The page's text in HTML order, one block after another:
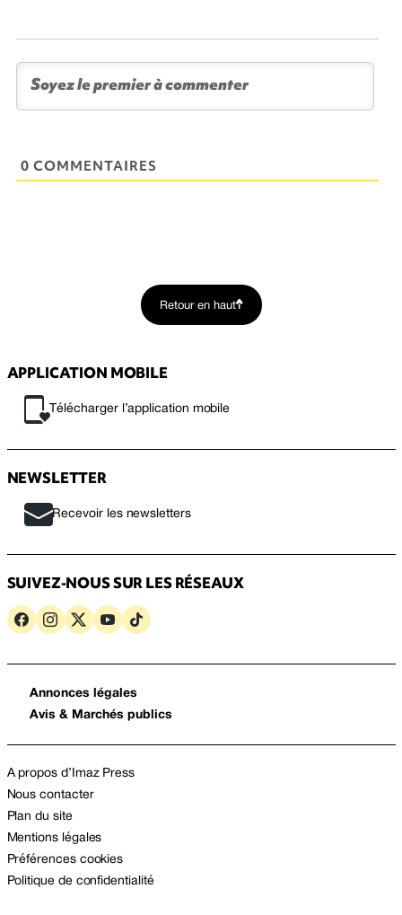
0 COMMENTAIRES
Retour en haut
APPLICATION MOBILE
Télécharger l’application mobile
NEWSLETTER
Recevoir les newsletters
SUIVEZ-NOUS SUR LES RÉSEAUX
Annonces légales
Avis & Marchés publics
A propos d’Imaz Press
Nous contacter
Plan du site
Mentions légales
Préférences cookies
Politique de confidentialité